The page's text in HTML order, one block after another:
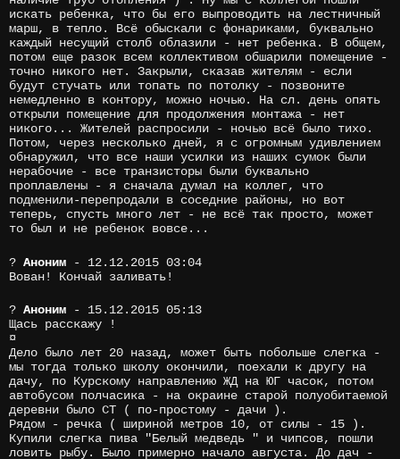
искать ребенка, что бы его выпроводить на лестничный
марш, в тепло. Всё обыскали с фонариками, буквально
каждый несущий столб облазили - нет ребенка. В общем,
потом еще разок всем коллективом обшарили помещение -
точно никого нет. Закрыли, сказав жителям - если
будут стучать или топать по потолку - позвоните
немедленно в контору, можно ночью. На сл. день опять
открыли помещение для продолжения монтажа - нет
никого... Жителей распросили - ночью всё было тихо.
Потом, через несколько дней, я с огромным удивлением
обнаружил, что все наши усилки из наших сумок были
нерабочие - все транзисторы были буквально
проплавлены - я сначала думал на коллег, что
подменили-перепродали в соседние районы, но вот
теперь, спусть много лет - не всё так просто, может
то был и не ребенок вовсе...
? Аноним - 12.12.2015 03:04
Вован! Кончай заливать!
? Аноним - 15.12.2015 05:13
Щась расскажу !
¤
Дело было лет 20 назад, может быть побольше слегка -
мы тогда только школу окончили, поехали к другу на
дачу, по Курскому направлению ЖД на ЮГ часок, потом
автобусом полчасика - на окраине старой полуобитаемой
деревни было СТ ( по-простому - дачи ).
Рядом - речка ( шириной метров 10, от силы - 15 ).
Купили слегка пива "Белый медведь " и чипсов, пошли
ловить рыбу. Было примерно начало августа. До дач -